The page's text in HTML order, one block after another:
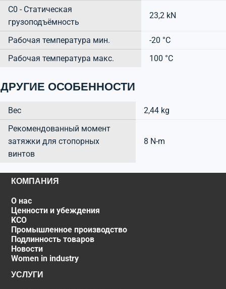
C0 - Статическая
грузоподъёмность
23,2 kN
Рабочая температура мин.
-20 °C
Рабочая температура макс.
100 °C
ДРУГИЕ ОСОБЕННОСТИ
Вес
2,44 kg
Рекомендованный момент
затяжки для стопорных
винтов
8 N-m
КОМПАНИЯ
О нас
Ценности и убеждения
KCO
Промышленное производство
Подлинность товаров
Новости
Women in industry
УСЛУГИ